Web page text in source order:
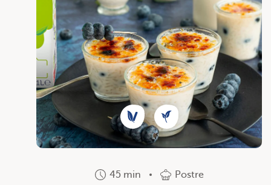
45 min Postre